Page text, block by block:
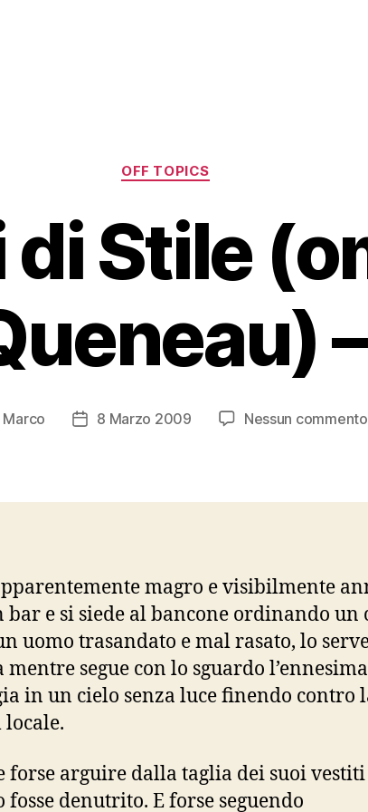
Categorie
OFF TOPICS
di Stile
Marco
Data8 Marzo 2009 Nessun commento
magro e visibilmente
e si siede al bancone ordinando un
uomo trasandato e mal rasato, lo
segue con lo sguardo
in un cielo senza luce finendo contro
forse arguire dalla taglia dei suoi vestiti
fosse denutrito. E forse seguendo